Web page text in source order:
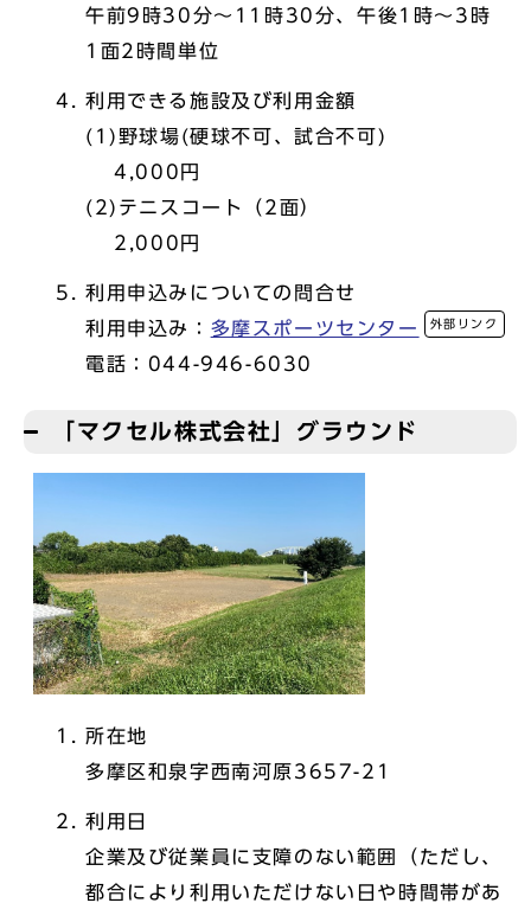
午前9時30分～11時30分、午後1時～3時
1面2時間単位
利用できる施設及び利用金額
(1)野球場(硬球不可、試合不可)
4,000円
(2)テニスコート（2面）
2,000円
利用申込みについての問合せ
利用申込み： 多摩スポーツセンター 外部リンク
電話：044-946-6030
「マクセル株式会社」グラウンド
所在地
多摩区和泉字西南河原3657-21
利用日
企業及び従業員に支障のない範囲（ただし、
都合により利用いただけない日や時間帯があ